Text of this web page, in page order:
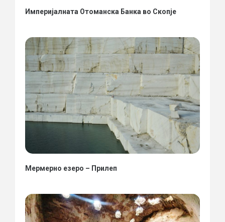
Империјалната Отоманска Банка во Скопје
Мермерно езеро – Прилеп